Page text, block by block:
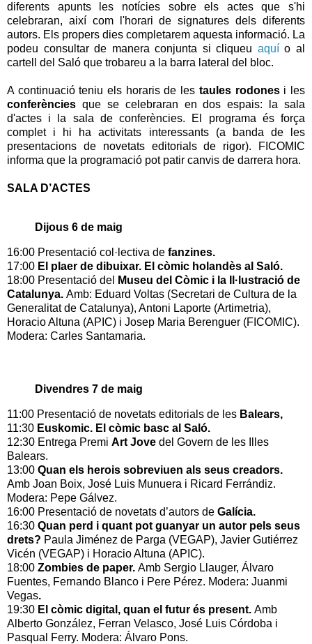
diferents apunts les notícies sobre els actes que s'hi
celebraran, així com l'horari de signatures dels diferents
autors. Els propers dies completarem aquesta informació. La
podeu consultar de manera conjunta si cliqueu aquío al
cartell del Saló que trobareu a la barra lateral del bloc.
A continuació teniu els horaris de les taules rodonesi les
conferències que se celebraran en dos espais: la sala
d'actes i la sala de conferències. El programa és força
complet i hi ha activitats interessants (a banda de les
presentacions de novetats editorials de rigor). FICOMIC
informa que la programació pot patir canvis de darrera hora.
SALA D’ACTES
Dijous 6 de maig
16:00 Presentació col·lectiva de fanzines.
17:00 El plaer de dibuixar. El còmic holandès al Saló.
18:00 Presentació del
Museu del Còmic i la Il·lustració de
Catalunya. Amb: Eduard Voltas (Secretari de Cultura de la
Generalitat de Catalunya), Antoni Laporte (Artimetria),
Horacio Altuna (APIC) i Josep Maria Berenguer (FICOMIC).
Modera: Carles Santamaria.
Divendres 7 de maig
11:00 Presentació de novetats editorials de les Balears,
11:30 Euskomic. El còmic basc al Saló.
12:30 Entrega Premi Art Jove del Govern de les Illes
Balears.
13:00 Quan els herois sobreviuen als seus creadors.
Amb Joan Boix, José Luis Munuera i Ricard Ferrándiz.
Modera: Pepe Gálvez.
16:00 Presentació de novetats d’autors de Galícia.
16:30 Quan perd i quant pot guanyar un autor pels seus
drets? Paula Jiménez de Parga (VEGAP), Javier Gutiérrez
Vicén (VEGAP) i Horacio Altuna (APIC).
18:00 Zombies de paper. Amb Sergio Llauger, Álvaro
Fuentes, Fernando Blanco i Pere Pérez. Modera: Juanmi
Vegas.
19:30 El còmic digital, quan el futur és present. Amb
Alberto González, Ferran Velasco, José Luis Córdoba i
Pasqual Ferry. Modera: Álvaro Pons.